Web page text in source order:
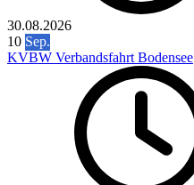
30.08.2026
10 Sep.
KVBW Verbandsfahrt Bodensee